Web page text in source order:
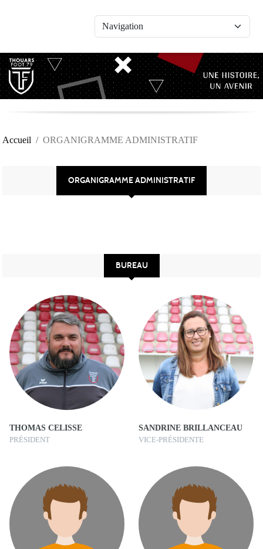
Accueil ORGANIGRAMME ADMINISTRATIF
ORGANIGRAMME ADMINISTRATIF
BUREAU
THOMAS CELISSE
PRÉSIDENT
SANDRINE BRILLANCEAU
VICE-PRÉSIDENTE